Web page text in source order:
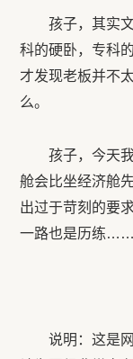
孩子，其实
科的硬卧，专科
才发现老板并不
么。
孩子，今天
舱会比坐经济舱
出过于苛刻的要
一路也是历练……
说明：这是